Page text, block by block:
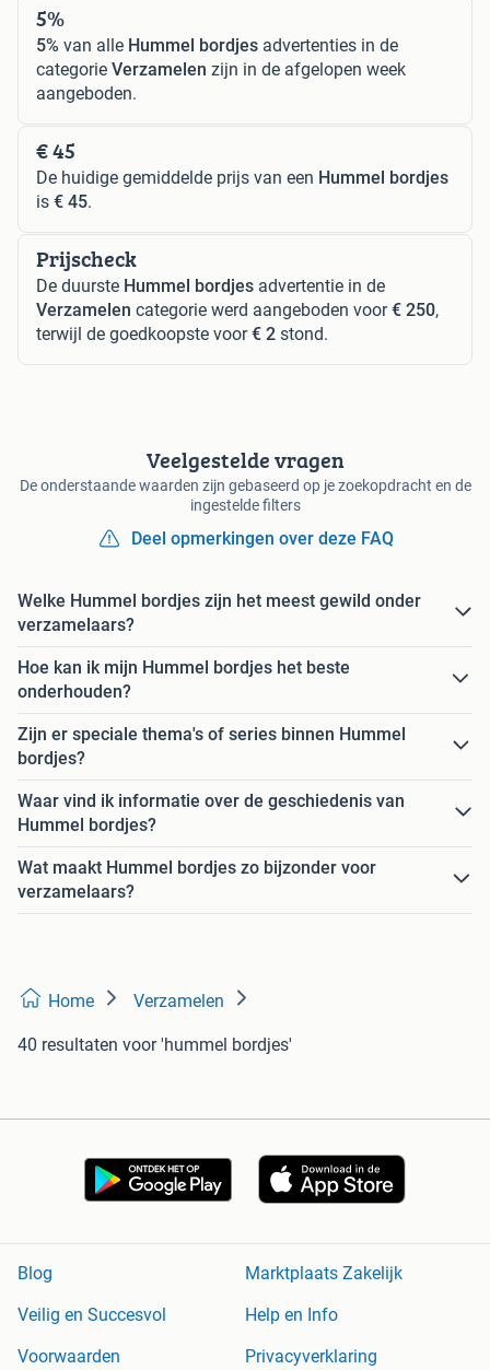
5%
5% van alle Hummel bordjes advertenties in de
categorie Verzamelen zijn in de afgelopen week
aangeboden.
€ 45
De huidige gemiddelde prijs van een Hummel bordjes
is € 45.
Prijscheck
De duurste Hummel bordjes advertentie in de
Verzamelen categorie werd aangeboden voor€ 250,
terwijl de goedkoopste voor€ 2 stond.
Veelgestelde vragen
De onderstaande waarden zijn gebaseerd op je zoekopdracht en de
ingestelde filters
Deel opmerkingen over deze FAQ
Welke Hummel bordjes zijn het meest gewild onder
verzamelaars?
Hoe kan ik mijn Hummel bordjes het beste
onderhouden?
Zijn er speciale thema's of series binnen Hummel
bordjes?
Waar vind ik informatie over de geschiedenis van
Hummel bordjes?
Wat maakt Hummel bordjes zo bijzonder voor
verzamelaars?
Home Verzamelen
40 resultaten voor 'hummel bordjes'
Blog
Marktplaats Zakelijk
Veilig en Succesvol
Help en Info
Voorwaarden
Privacyverklaring